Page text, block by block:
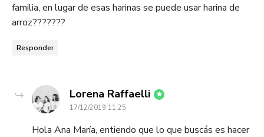
familia, en lugar de esas harinas se puede usar harina de
arroz???????
Responder
Lorena Raffaelli dice:
17/12/2019 11:25
Hola Ana María, entiendo que lo que buscás es hacer